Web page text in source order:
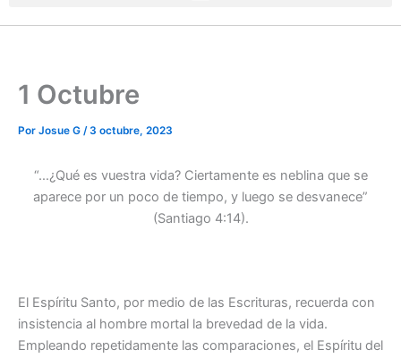
1 Octubre
Por Josue G /3 octubre, 2023
“…¿Qué es vuestra vida? Ciertamente es neblina que se
aparece por un poco de tiempo, y luego se desvanece”
(Santiago 4:14).
El Espíritu Santo, por medio de las Escrituras, recuerda con
insistencia al hombre mortal la brevedad de la vida.
Empleando repetidamente las comparaciones, el Espíritu del